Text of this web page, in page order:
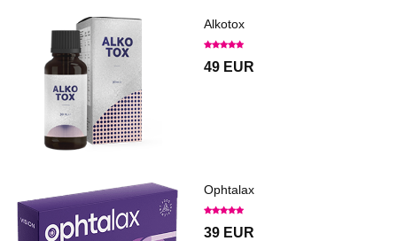
Alkotox
49 EUR
Ophtalax
39 EUR